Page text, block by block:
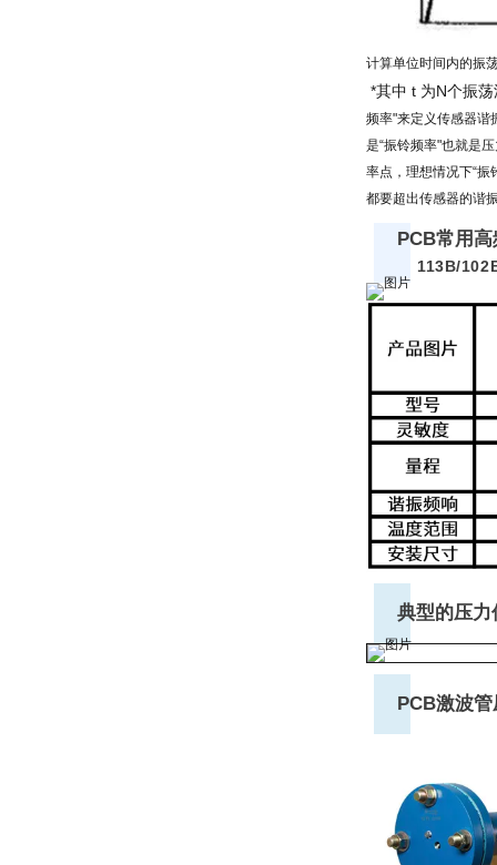
计算单位时间内的振
*其中 t 为N个振
频率"来定义传感器谐
是“振铃频率"也就是
率点，理想情况下“
都要超出传感器的谐
PCB常用
113B/
典型的压力
PCB激波